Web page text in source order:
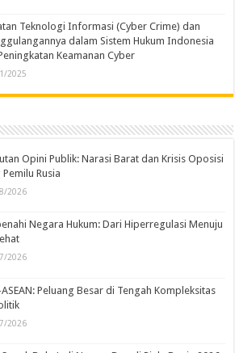
Teknologi Informasi (Cyber Crime) dan
dalam Sistem Hukum Indonesia
Keamanan Cyber
2025
Opini Publik: Narasi Barat dan Krisis Oposisi
Pemilu Rusia
2026
Negara Hukum: Dari Hiperregulasi Menuju
2026
Peluang Besar di Tengah Kompleksitas
2026